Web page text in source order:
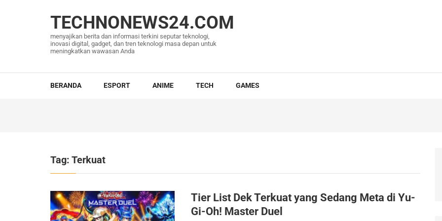
TECHNONEWS24.COM
menyajikan berita dan informasi terkini seputar teknologi,
inovasi digital, gadget, dan tren teknologi masa depan untuk
meningkatkan wawasan Anda
BERANDA ESPORT ANIME TECH GAMES
Tag: Terkuat
Tier List Dek Terkuat yang Sedang Meta di Yu-
Gi-Oh! Master Duel